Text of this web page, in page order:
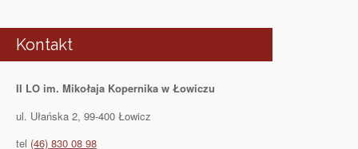
Kontakt
II LO im. Mikołaja Kopernika w Łowiczu
ul. Ułańska 2, 99-400 Łowicz
tel (46) 830 08 98